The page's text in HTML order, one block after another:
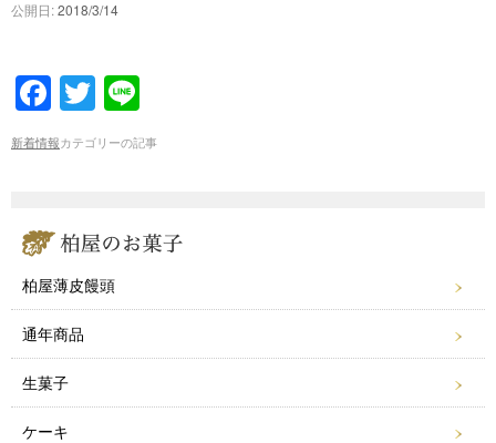
公開日:2018/3/14
F
a
c
b
o
o
k
T
wi
tt
n
e
新着情報カテゴリーの記事
柏屋薄皮饅頭
通年商品
生菓子
ケーキ